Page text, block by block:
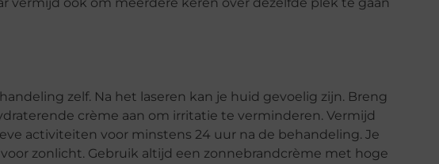
vermijd ook om meerdere keren over dezelfde plek te gaan
zelf. Na het laseren kan je huid gevoelig zijn. Breng
crème aan om irritatie te verminderen. Vermijd
activiteiten voor minstens 24 uur na de behandeling. Je
zonlicht. Gebruik altijd een zonnebrandcrème met hoge